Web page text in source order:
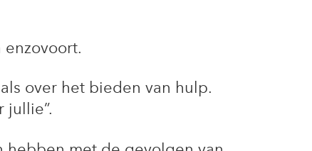
over het bieden van hulp.
jullie”.